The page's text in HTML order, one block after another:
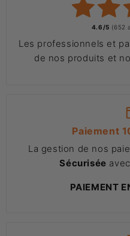
4.6/5 (652
Les professionnels et
de nos produits et
Paiement
La gestion de nos
Sécurisée
PAIEMENT